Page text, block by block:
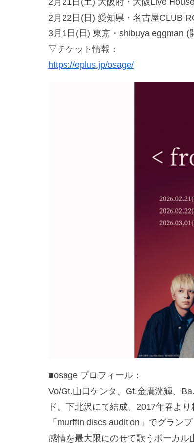
2月21日(土) 大阪府・大阪Live
2月22日(日) 愛知県・名古屋CLUB
3月1日(日) 東京・shibuya eggman (
▽チケット情報：
https://eplus.jp/osage/
■osage プロフィール：
Vo/Gt.山口ケンタ、Gt.金廣洸輝、
ド。下北沢にて結成。2017年春よ
「murffin discs audition」でグランプ
感情を最大限にのせて歌うボーカ